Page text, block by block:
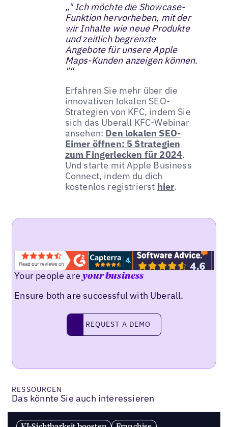
„" Ich möchte die Showcase-
Funktion hervorheben, mit der
wir Inhalte wie neue Produkte
und zeitlich begrenzte
Angebote für unsere Apple
Maps-Kunden anzeigen können.
"“
Erfahren Sie mehr über die
innovativen lokalen SEO-
Strategien von KFC, indem Sie
sich das Uberall KFC-Webinar
ansehen: Den lokalen SEO-
Eimer öffnen: 5 Strategien
zum Fingerlecken für 2024.
Und starte mit Apple Business
Connect, indem du dich
kostenlos registrierst hier.
Your people areyour business
Ensure both are successful with Uberall.
request a demo
REQUEST A DEMO
RESSOURCEN
Das könnte Sie auch interessieren